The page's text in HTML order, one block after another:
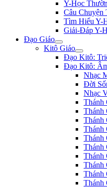
Y-Học
Câu Chuyện
Tìm Hiểu Y-
Giải-Đáp Y-
Đạo Giáo
Kitô Giáo
Đạo Kitô:
Đạo Kitô:
Nhạc
Đời
Nhạc
Thánh
Thánh
Thánh
Thánh
Thánh
Thánh
Thánh
Thánh
Thánh
Thánh